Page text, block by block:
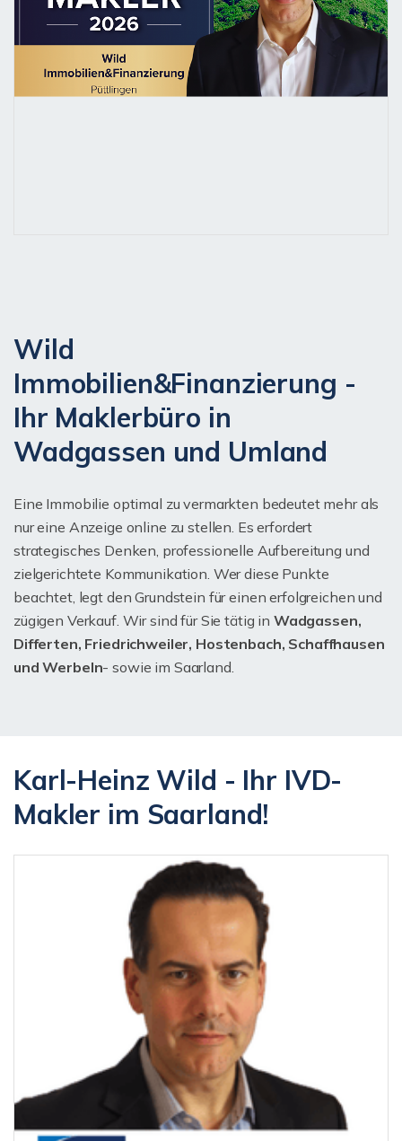
Wild
Immobilien&Finanzierung -
Ihr Maklerbüro in
Wadgassen und Umland
Eine Immobilie optimal zu vermarkten bedeutet mehr als
nur eine Anzeige online zu stellen. Es erfordert
strategisches Denken, professionelle Aufbereitung und
zielgerichtete Kommunikation. Wer diese Punkte
beachtet, legt den Grundstein für einen erfolgreichen und
zügigen Verkauf. Wir sind für Sie tätig in Wadgassen,
Differten, Friedrichweiler, Hostenbach, Schaffhausen
und Werbeln- sowie im Saarland.
Karl-Heinz Wild - Ihr IVD-
Makler im Saarland!